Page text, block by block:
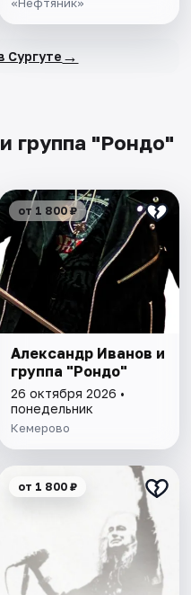
«Нефтяник»
Сургуте →
группа "Рондо"
от 1 800 ₽
Александр Иванов и
группа "Рондо"
26 октября 2026 •
понедельник
Кемерово
от 1 800 ₽